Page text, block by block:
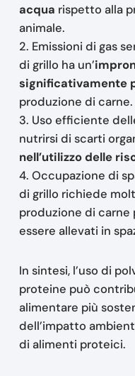
acqua rispetto alla
animale.
2. Emissioni di gas
di grillo ha un’
significativamente
produzione di carne.
3. Uso efficiente
nutrirsi di scarti
nell’utilizzo delle
4. Occupazione di
di grillo richiede
produzione di carne
essere allevati in
In sintesi, l’uso di
proteine può
alimentare più
dell’impatto
di alimenti proteici.